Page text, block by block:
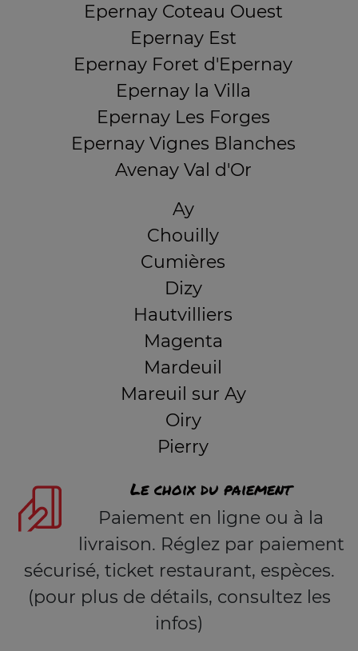
Epernay Coteau Ouest
Epernay Est
Epernay Foret d'Epernay
Epernay la Villa
Epernay Les Forges
Epernay Vignes Blanches
Avenay Val d'Or
Ay
Chouilly
Cumières
Dizy
Hautvilliers
Magenta
Mardeuil
Mareuil sur Ay
Oiry
Pierry
Le choix du paiement
Paiement en ligne ou à la
livraison. Réglez par paiement
sécurisé, ticket restaurant, espèces.
(pour plus de détails, consultez les
infos)